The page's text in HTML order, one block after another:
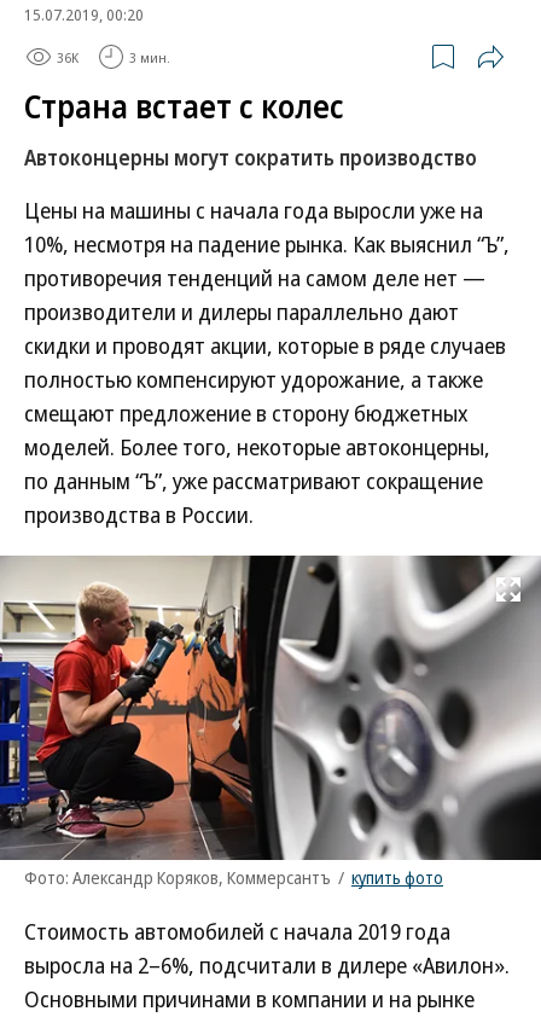
15.07.2019, 00:20
36K 3 мин.
Страна встает с колес
Автоконцерны могут сократить производство
Цены на машины с начала года выросли уже на
10%, несмотря на падение рынка. Как выяснил “Ъ”,
противоречия тенденций на самом деле нет —
производители и дилеры параллельно дают
скидки и проводят акции, которые в ряде случаев
полностью компенсируют удорожание, а также
смещают предложение в сторону бюджетных
моделей. Более того, некоторые автоконцерны,
по данным “Ъ”, уже рассматривают сокращение
производства в России.
Развернуть
Фото: Александр Коряков, Коммерсантъ / купить фото
Стоимость автомобилей с начала 2019 года
выросла на 2–6%, подсчитали в дилере «Авилон».
Основными причинами в компании и на рынке